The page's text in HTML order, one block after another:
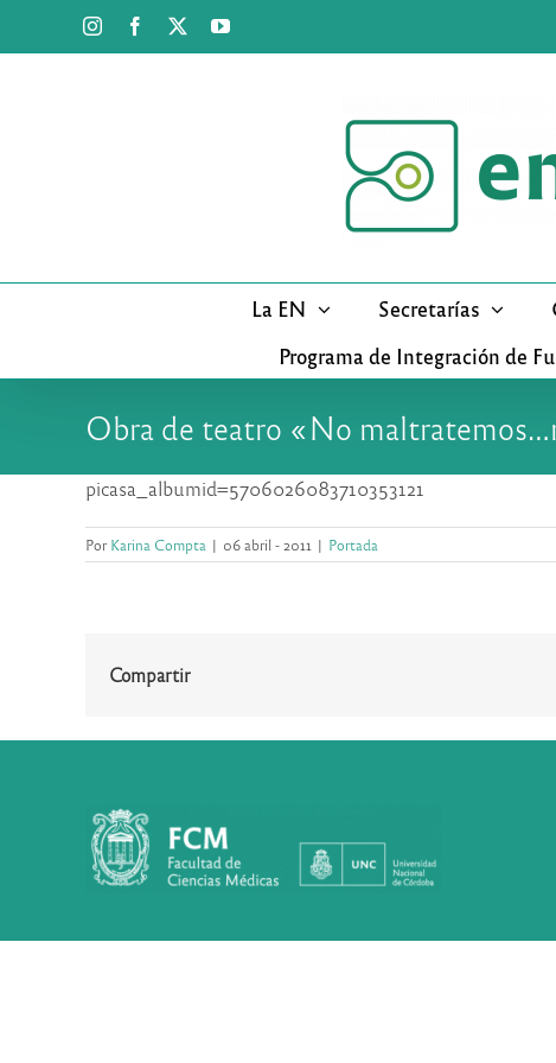
InstagramFacebook YouTube
La EN Secretarías
Programa de Integración de
Obra de teatro «No
picasa_albumid=5706026083710353121
PorKarina Compta | 06 abril - 2011 | Portada
Compartir